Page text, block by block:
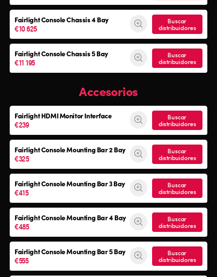
Fairlight ConsoleChassis 4 Bay
€10 625
Buscar
distribuidores
Fairlight ConsoleChassis 5 Bay
€11 195
Buscar
distribuidores
Accesorios
Fairlight HDMI Monitor Interface
€239
Buscar
distribuidores
Fairlight Console Mounting Bar 2 Bay
€325
Buscar
distribuidores
Fairlight Console Mounting Bar 3 Bay
€415
Buscar
distribuidores
Fairlight Console Mounting Bar 4 Bay
€485
Buscar
distribuidores
Fairlight Console Mounting Bar 5 Bay
€555
Buscar
distribuidores